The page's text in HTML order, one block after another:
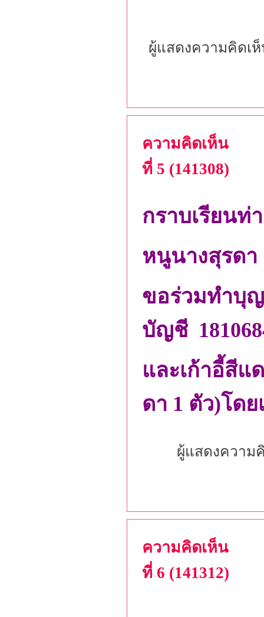
ผู้แสดงความคิดเ
ความคิดเห็น
ที่ 5 (141308)
กราบเรียนท่
หนูนางสุรด
ขอร่วมทำบุญ
บัญชี
และเก้าอี้สีแ
ดา 1 ตัว)โด
ผู้แสดงความ
ความคิดเห็น
ที่ 6 (141312)